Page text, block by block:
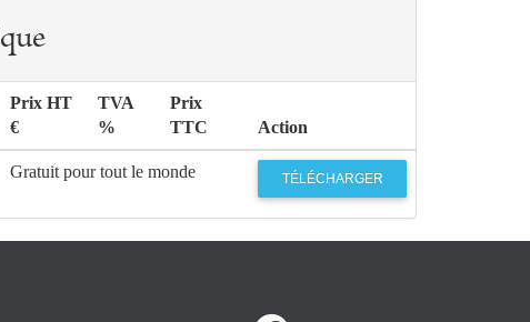
Prix HT
€
TVA
%
Prix
TTC
Action
Gratuit pour tout le monde TÉLÉCHARGER